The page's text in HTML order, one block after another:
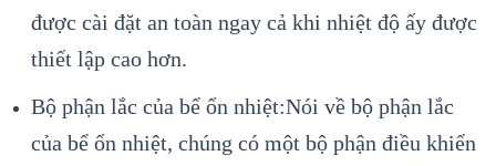
được cài đặt an toàn ngay cả khi nhiệt độ ấy được
thiết lập cao hơn.
Bộ phận lắc của bể ổn nhiệt:Nói về bộ phận lắc
của bể ổn nhiệt, chúng có một bộ phận điều khiển